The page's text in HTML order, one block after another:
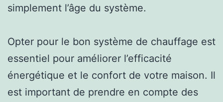
simplement l’âge du système.
Opter pour le bon système de chauffage est
essentiel pour améliorer l’efficacité
énergétique et le confort de votre maison. Il
est important de prendre en compte des